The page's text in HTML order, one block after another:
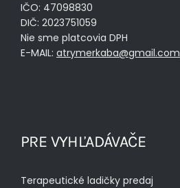
IČO: 47098830
DIČ: 2023751059
Nie sme platcovia DPH
E-MAIL: atrymerkaba@gmail.com
PRE VYHĽADÁVAČE
Terapeutické ladičky predaj